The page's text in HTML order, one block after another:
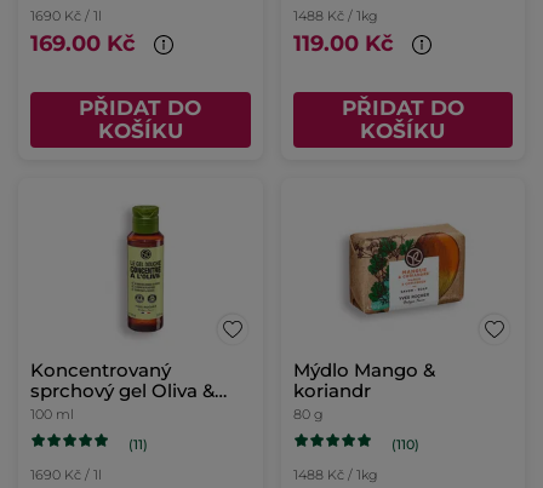
1690 Kč / 1l
169.00 Kč
PŘIDAT DO
KOŠÍKU
1488 Kč / 1kg
119.00 Kč
PŘIDAT DO
KOŠÍKU
Koncentrovaný
sprchový gel Oliva &
petit grain
100 ml
(11)
1690 Kč / 1l
Mýdlo Mango &
koriandr
80 g
(110)
1488 Kč / 1kg